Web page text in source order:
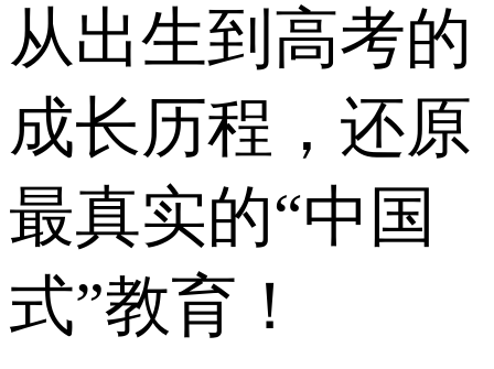
从出生到高考的
成长历程，还原
最真实的“中国
式”教育！